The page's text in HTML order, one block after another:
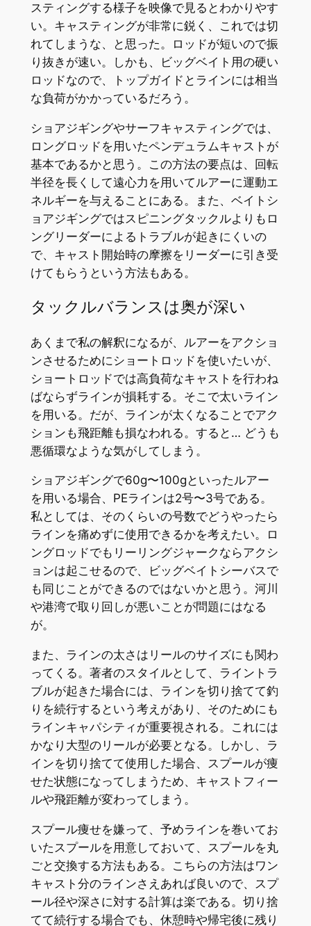
スティングする様子を映像で見るとわかりやす
い。キャスティングが非常に鋭く、これでは切
れてしまうな、と思った。ロッドが短いので振
り抜きが速い。しかも、ビッグベイト用の硬い
ロッドなので、トップガイドとラインには相当
な負荷がかかっているだろう。
ショアジギングやサーフキャスティングでは、
ロングロッドを用いたペンデュラムキャストが
基本であるかと思う。この方法の要点は、回転
半径を長くして遠心力を用いてルアーに運動エ
ネルギーを与えることにある。また、ベイトシ
ョアジギングではスピニングタックルよりもロ
ングリーダーによるトラブルが起きにくいの
で、キャスト開始時の摩擦をリーダーに引き受
けてもらうという方法もある。
タックルバランスは奥が深い
あくまで私の解釈になるが、ルアーをアクショ
ンさせるためにショートロッドを使いたいが、
ショートロッドでは高負荷なキャストを行わね
ばならずラインが損耗する。そこで太いライン
を用いる。だが、ラインが太くなることでアク
ションも飛距離も損なわれる。すると… どうも
悪循環なような気がしてしまう。
ショアジギングで60g〜100gといったルアー
を用いる場合、PEラインは2号〜3号である。
私としては、そのくらいの号数でどうやったら
ラインを痛めずに使用できるかを考えたい。ロ
ングロッドでもリーリングジャークならアクシ
ョンは起こせるので、ビッグベイトシーバスで
も同じことができるのではないかと思う。河川
や港湾で取り回しが悪いことが問題にはなる
が。
また、ラインの太さはリールのサイズにも関わ
ってくる。著者のスタイルとして、ライントラ
ブルが起きた場合には、ラインを切り捨てて釣
りを続行するという考えがあり、そのためにも
ラインキャパシティが重要視される。これには
かなり大型のリールが必要となる。しかし、ラ
インを切り捨てて使用した場合、スプールが痩
せた状態になってしまうため、キャストフィー
ルや飛距離が変わってしまう。
スプール痩せを嫌って、予めラインを巻いてお
いたスプールを用意しておいて、スプールを丸
ごと交換する方法もある。こちらの方法はワン
キャスト分のラインさえあれば良いので、スプ
ール径や深さに対する計算は楽である。切り捨
てて続行する場合でも、休憩時や帰宅後に残り